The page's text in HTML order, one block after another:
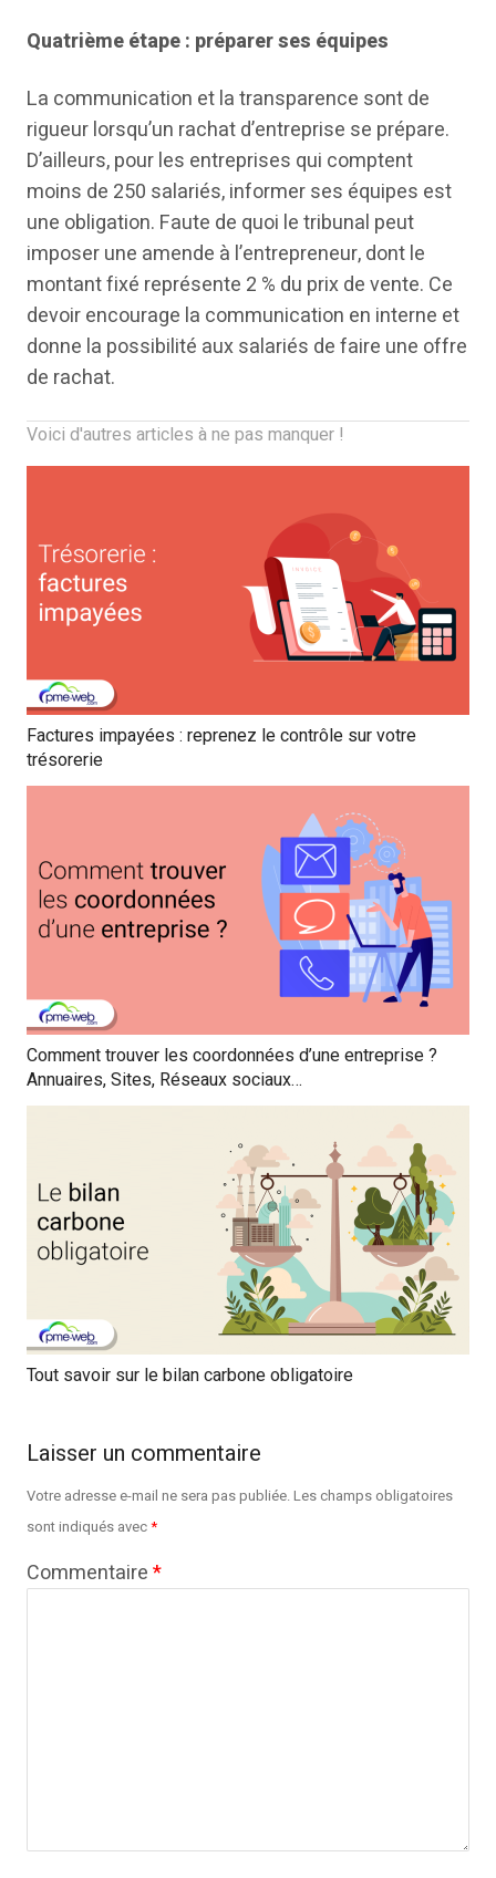
Quatrième étape : préparer ses équipes
La communication et la transparence sont de
rigueur lorsqu’un rachat d’entreprise se prépare.
D’ailleurs, pour les entreprises qui comptent
moins de 250 salariés, informer ses équipes est
une obligation. Faute de quoi le tribunal peut
imposer une amende à l’entrepreneur, dont le
montant fixé représente 2 % du prix de vente. Ce
devoir encourage la communication en interne et
donne la possibilité aux salariés de faire une offre
de rachat.
Voici d'autres articles à ne pas manquer !
Factures impayées : reprenez le contrôle sur votre
trésorerie
Comment trouver les coordonnées d’une entreprise ?
Annuaires, Sites, Réseaux sociaux…
Tout savoir sur le bilan carbone obligatoire
Laisser un commentaire
Votre adresse e-mail ne sera pas publiée.Les champs obligatoires
sont indiqués avec*
Commentaire*